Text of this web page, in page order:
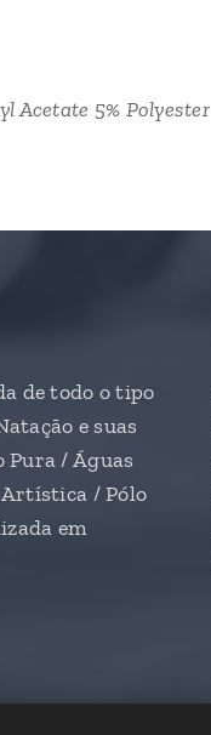
Acetate 5% Polyester
de todo o tipo
e suas
Pura / Águas
/ Pólo
em